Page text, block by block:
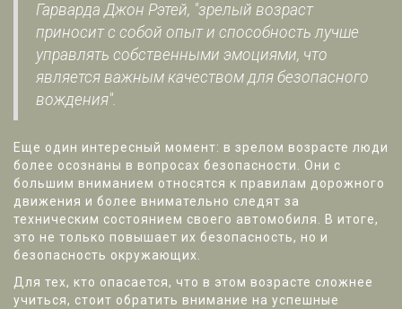
Гарварда Джон Рэтей, "зрелый возраст
приносит с собой опыт и способность лучше
управлять собственными эмоциями, что
является важным качеством для безопасного
вождения".
Еще один интересный момент: в зрелом возрасте люди
более осознаны в вопросах безопасности. Они с
большим вниманием относятся к правилам дорожного
движения и более внимательно следят за
техническим состоянием своего автомобиля. В итоге,
это не только повышает их безопасность, но и
безопасность окружающих.
Для тех, кто опасается, что в этом возрасте сложнее
учиться, стоит обратить внимание на успешные